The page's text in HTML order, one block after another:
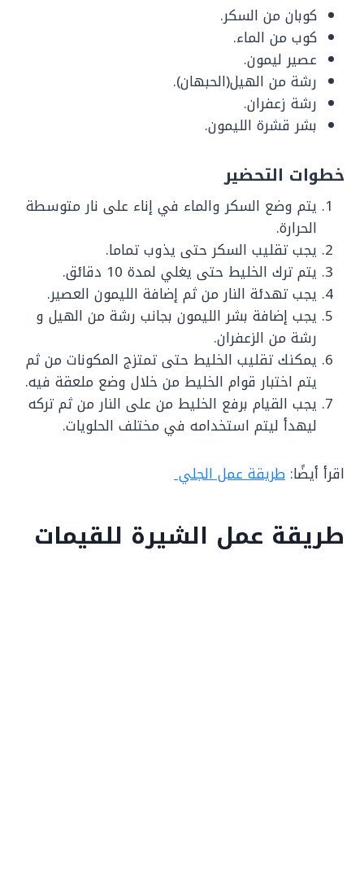
كوبان من السكر.
كوب من الماء.
عصير ليمون.
رشة من الهيل(الحبهان).
رشة زعفران.
بشر قشرة الليمون.
خطوات التحضير
يتم وضع السكر والماء في إناء على نار متوسطة
الحرارة.
يجب تقليب السكر حتى يذوب تماما.
يتم ترك الخليط حتى يغلي لمدة 10 دقائق.
يجب تهدئة النار من ثم إضافة الليمون العصير.
يجب إضافة بشر الليمون بجانب رشة من الهيل و
رشة من الزعفران.
يمكنك تقليب الخليط حتى تمتزج المكونات من ثم
يتم اختبار قوام الخليط من خلال وضع ملعقة فيه.
يجب القيام برفع الخليط من على النار من ثم تركه
ليهدأ ليتم استخدامه في مختلف الحلويات.
اقرأ أيضًا: طريقة عمل الجلي
طريقة عمل الشيرة للقيمات